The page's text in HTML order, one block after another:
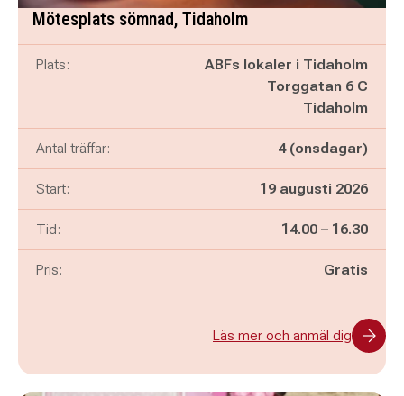
Mötesplats sömnad, Tidaholm
Plats:
ABFs lokaler i Tidaholm
Torggatan 6 C
Tidaholm
Antal träffar: 4 (onsdagar)
Start: 19 augusti 2026
Tid: Pågår mellan
14.00 – och
16.30
Pris: Gratis
Läs mer och anmäl dig